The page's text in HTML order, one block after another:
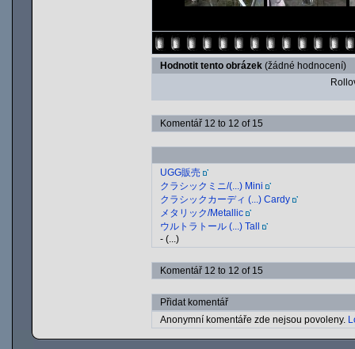
Hodnotit tento obrázek (žádné hodnocení)
Komentář 12 to 12 of 15
UGG販売
クラシックミニ/(...) Mini
クラシックカーディ (...) Cardy
メタリック/Metallic
ウルトラトール (...) Tall
- (...)
Komentář 12 to 12 of 15
Přidat komentář
Anonymní komentáře zde nejsou povoleny.